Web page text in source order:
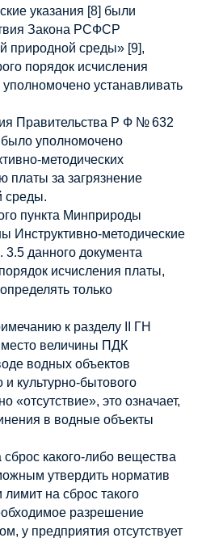
указания [8] были
Закона РСФСР
природной среды» [9],
порядок исчисления
устанавливать
Правительства Р Ф № 632
уполномочено
методических
платы за загрязнение
среды.
пункта Минприроды
Инструктивно-методические
3.5 данного документа
исчисления платы,
только
к разделу II ГН
величины ПДК
водных объектов
и культурно-бытового
«отсутствие», это означает,
в водные объекты
какого-либо вещества
утвердить норматив
на сброс такого
разрешение
у предприятия отсутствует